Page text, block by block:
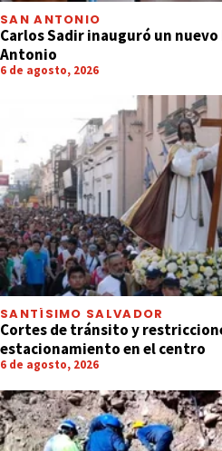
SAN ANTONIO
Carlos Sadir inauguró un
Antonio
6 de agosto, 2026
SANTÍSIMO SALVADOR
Cortes de tránsito y
estacionamiento en el centro
6 de agosto, 2026